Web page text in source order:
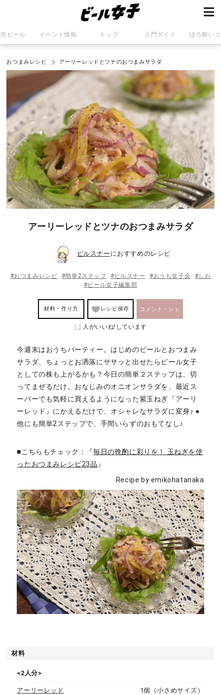
ビール イベント情報 トップ 入門ガイド ほろ酔い
おつまみレシピ アーリーレッドとツナのおつまみサラダ
アーリーレッドとツナのおつまみサラダ
ピルスナー におすすめのレシピ
#おつまみレシピ #簡単2ステップ #ピルスナー #おうち女子会
#しお
#ビール女子編集部
材料・作り方 レシピ保存 コメント・シェ
13 人がいいね!しています
今週末はおうちパーティー。はじめのビールとおつまみ
サラダ、ちょっとお洒落にササッと出せたらビール女子
としての株も上がるかも？今日の簡単２ステップは、切
ってまぜるだけ。おなじみのオニオンサラダを、最近ス
ーパーでも気軽に買えるようになった紫玉ねぎ『アーリ
ーレッド』にかえるだけで、オシャレなサラダに変身♪ ●
他にも簡単2ステップで、手間いらずのおもてなし♪
■こちらもチェック：『毎日の晩酌に彩りを！ 玉ねぎを使
ったおつまみレシピ23品 』
Recipe by emikohatanaka
材料
<2人分>
アーリーレッド
1個（小さめサイズ）